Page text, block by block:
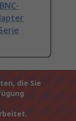
die Sie